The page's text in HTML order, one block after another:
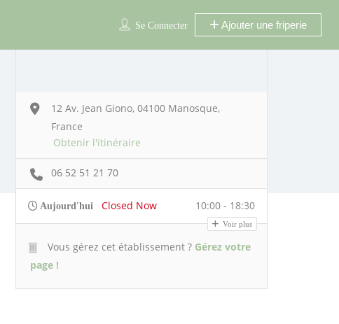
Se Connecter Ajouter une friperie
12 Av. Jean Giono, 04100 Manosque,
France
Obtenir l'itinéraire
06 52 51 21 70
Aujourd'hui Closed Now 10:00 - 18:30
Voir plus
Vous gérez cet établissement ? Gérez votre
page !